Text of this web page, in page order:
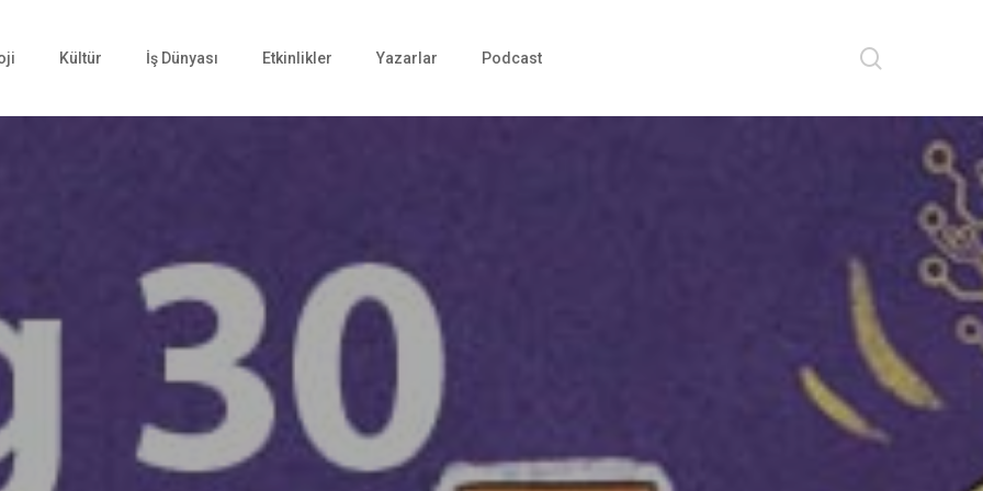
Kültür İş Dünyası Etkinlikler Yazarlar Podcast